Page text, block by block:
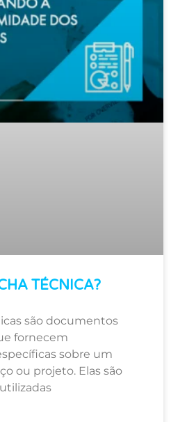
TÉCNICA?
são documentos
fornecem
sobre um
ou projeto. Elas são